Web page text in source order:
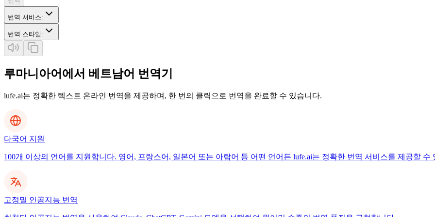
번역 서비스:
번역 스타일 :
루마니아어에서 베트남어 번역기
lufe.ai는 정확한 텍스트 온라인 번역을 제공하며, 한 번의 클릭으로 번역을 완료할 수 있습니다.
다국어 지원
100개 이상의 언어를 지원합니다. 영어, 프랑스어, 일본어 또는 아랍어 등 어떤 언어든 lufe.ai는 정확한 번역 서비스를 제공할 수
고정밀 인공지능 번역